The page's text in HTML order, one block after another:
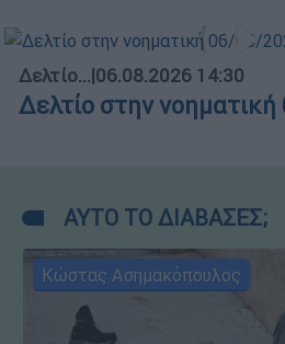
Δελτίο...|06.08.2026 14:30
Δελτίο στην
ΑΥΤΟ ΤΟ ΔΙΑΒΑΣΕΣ;
Κώστας Ασημακόπουλος